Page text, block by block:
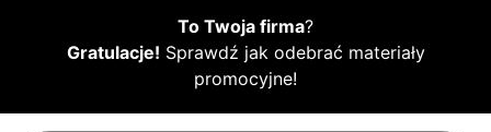
To Twoja firma?
Gratulacje! Sprawdź jak odebrać materiały
promocyjne!